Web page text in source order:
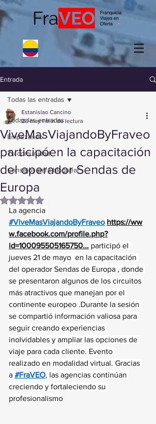
Entrada
Todas las entradas
Empezando
Tu comunidad
Consejos para bloguear
Todas las entradas
ViveMasViajandoByFraveo
participóen la capacitación
del operador Sendas de
Europa
Estanislao Cancino
28 may 1 min de lectura
Obtuvo NaN de 5 estrellas.
La agencia
#ViveMasViajandoByFraveo https://ww
w.facebook.com/profile.php?
id=100095505165750... participó el
jueves 21 de mayo  en la capacitación
del operador Sendas de Europa , donde
se presentaron algunos de los circuitos
más atractivos que manejan por el
continente europeo .Durante la sesión
se compartió información valiosa para
seguir creando experiencias
inolvidables y ampliar las opciones de
viaje para cada cliente. Evento
realizado en modalidad virtual. Gracias
a #FraVEO, las agencias continúan
creciendo y fortaleciendo su
profesionalismo